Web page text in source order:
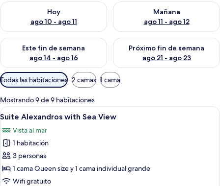
Hoy
ago 10 - ago 11
Consulta la disponibilidad para hoy ago 10 - ago 11
Mañana
ago 11 - ago 12
Consulta la disponibilidad
Este fin de semana
ago 14 - ago 16
Consulta la disponibilidad para este fin de semana ago 14 -
Próximo fin de semana
ago 21 - ago 23
Consulta la disponibilidad
Filtros
disponibles
para
las
habitaciones
Todas las habitaciones 2 camas 1 cama
Mostrando 9 de 9 habitaciones
Abrir
todas
las
fotos
de
Suite
Alexandros
Una habitación de hotel moderna
7
Suite Alexandros with Sea View
Vista al mar
1 habitación
3 personas
1 cama Queen size y 1 cama individual grande
Wifi gratuito